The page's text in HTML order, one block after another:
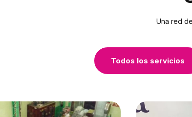
Una red
Todos los servicios